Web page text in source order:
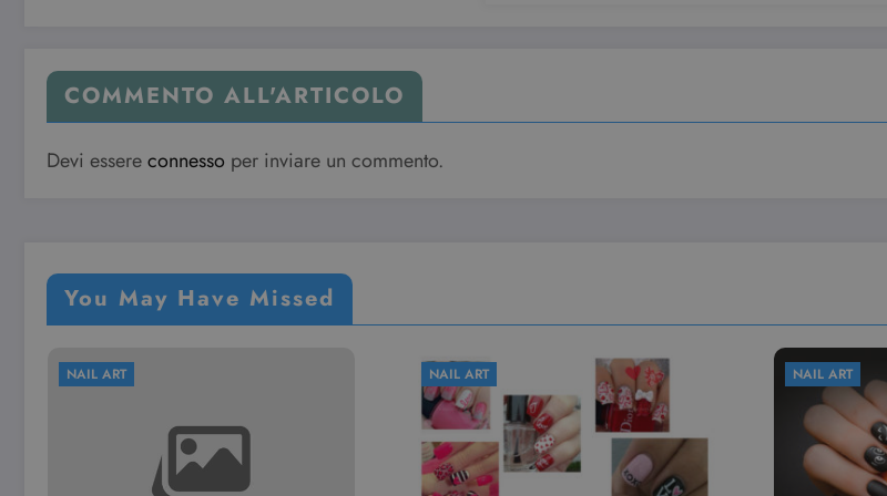
COMMENTO ALL'ARTICOLO
Devi essereconnesso per inviare un commento.
You May Have Missed
NAIL ART NAIL ART NAIL ART